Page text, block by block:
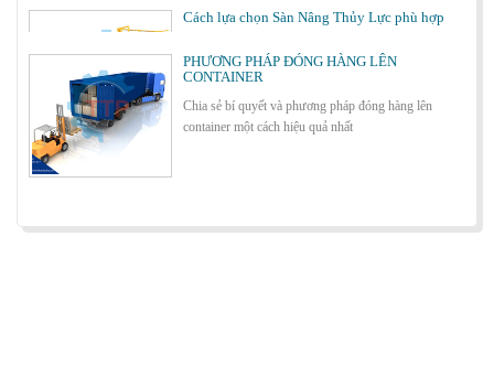
Bơm thủy lực Dock leveler
PHƯƠNG PHÁP ĐÓNG HÀNG LÊN
Chia sẻ bí quyết và phương pháp đóng hàng lên
container một cách hiệu quả nhất
trong các lĩnh vực, ngành nghề.